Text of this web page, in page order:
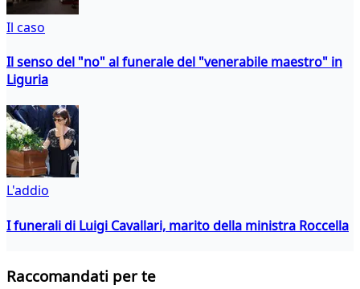
Il caso
Il senso del "no" al funerale del "venerabile maestro" in
Liguria
L'addio
I funerali di Luigi Cavallari, marito della ministra Roccella
Raccomandati per te